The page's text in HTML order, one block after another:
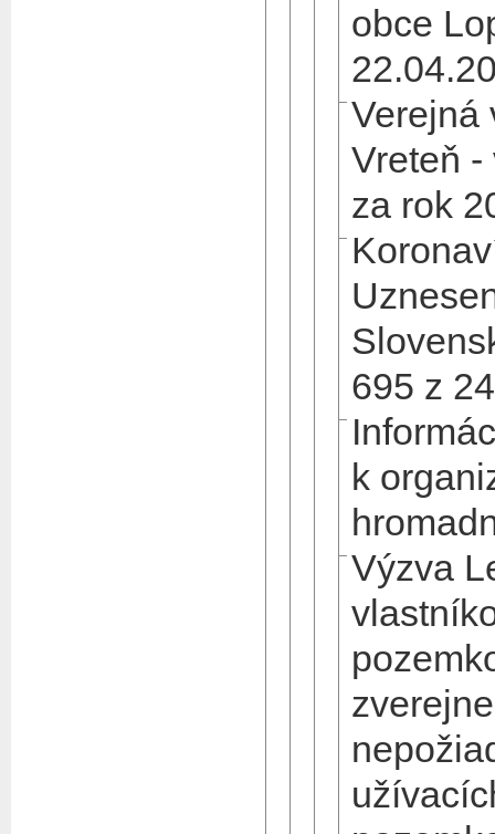
obce
Verejná
Vreteň -
za rok
695 z
k
Výzva